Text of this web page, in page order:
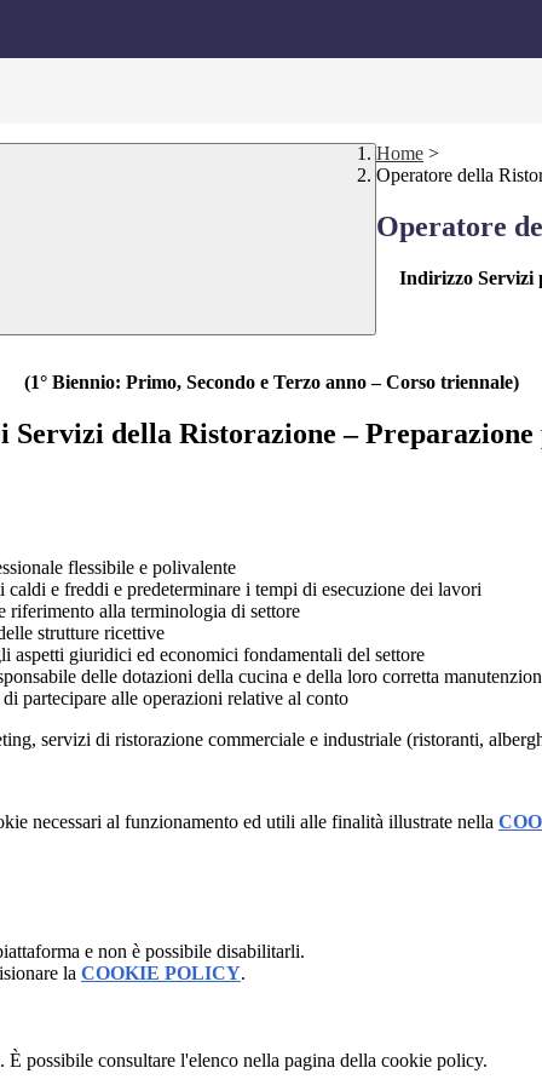
Home >
Operatore della
Operatore
Indirizzo Servizi
(1° Biennio: Primo, Secondo e Terzo anno – Corso triennale)
Servizi della Ristorazione – Preparazione
flessibile e polivalente
e freddi e predeterminare i tempi di esecuzione dei lavori
riferimento alla terminologia di settore
strutture ricettive
giuridici ed economici fondamentali del settore
delle dotazioni della cucina e della loro corretta
partecipare alle operazioni relative al conto
servizi di ristorazione commerciale e industriale (ristoranti,
necessari al funzionamento ed utili alle finalità illustrate nella
e non è possibile disabilitarli.
la COOKIE POLICY.
possibile consultare l'elenco nella pagina della cookie policy.